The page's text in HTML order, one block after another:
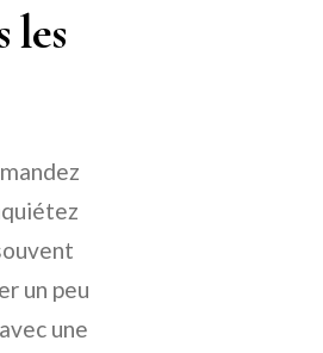
les
un peu
une